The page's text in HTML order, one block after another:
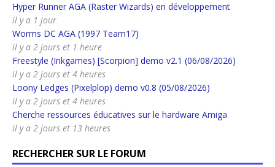
Hyper Runner AGA (Raster Wizards) en développement
il y a 1 jour
Worms DC AGA (1997 Team17)
il y a 2 jours et 1 heure
Freestyle (Inkgames) [Scorpion] demo v2.1 (06/08/2026)
il y a 2 jours et 4 heures
Loony Ledges (Pixelplop) demo v0.8 (05/08/2026)
il y a 2 jours et 4 heures
Cherche ressources éducatives sur le hardware Amiga
il y a 2 jours et 13 heures
RECHERCHER SUR LE FORUM